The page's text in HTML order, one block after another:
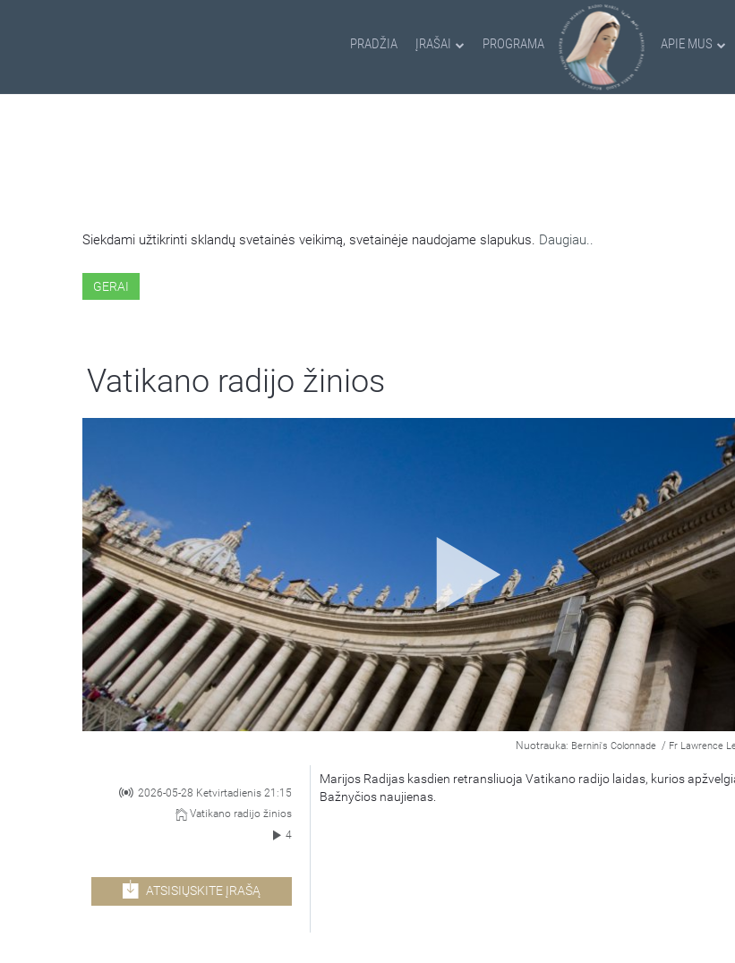
PRADŽIA ĮRAŠAI PROGRAMA APIE MUS
Siekdami užtikrinti sklandų svetainės veikimą, svetainėje naudojame slapukus. Daugiau..
GERAI
Vatikano radijo žinios
Nuotrauka: Bernini's Colonnade / Fr Lawrence
2026-05-28 Ketvirtadienis 21:15
Vatikano radijo žinios
4
ATSISIŲSKITE ĮRAŠĄ
Marijos Radijas kasdien retransliuoja Vatikano radijo laidas, kurios
Bažnyčios naujienas.